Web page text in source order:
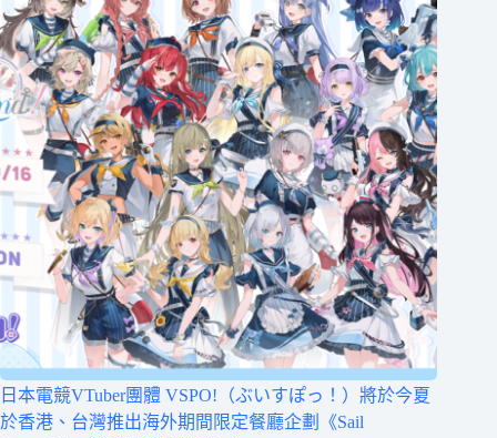
日本電競VTuber團體 VSPO!（ぶいすぽっ！）將於今夏
於香港、台灣推出海外期間限定餐廳企劃《Sail